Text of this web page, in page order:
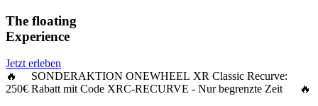
The floating
Experience
Jetzt erleben
🔥 SONDERAKTION ONEWHEEL XR Classic Recurve:
250€ Rabattmit Code XRC-RECURVE - Nur begrenzte Zeit 🔥